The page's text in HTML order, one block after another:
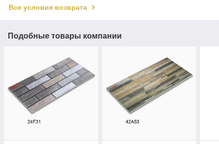
Все условия возврата
Подобные товары компании